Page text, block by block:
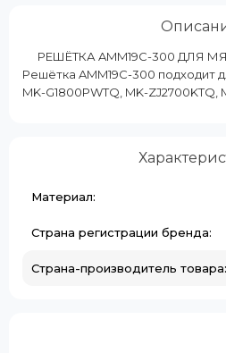
РЕШЁТКА AMM19C-300 ДЛЯ
Решётка AMM19C-300 подходит
MK-G1800PWTQ, MK-ZJ2700KTQ,
Материал:
Страна регистрации бренда:
Страна-производитель товара: